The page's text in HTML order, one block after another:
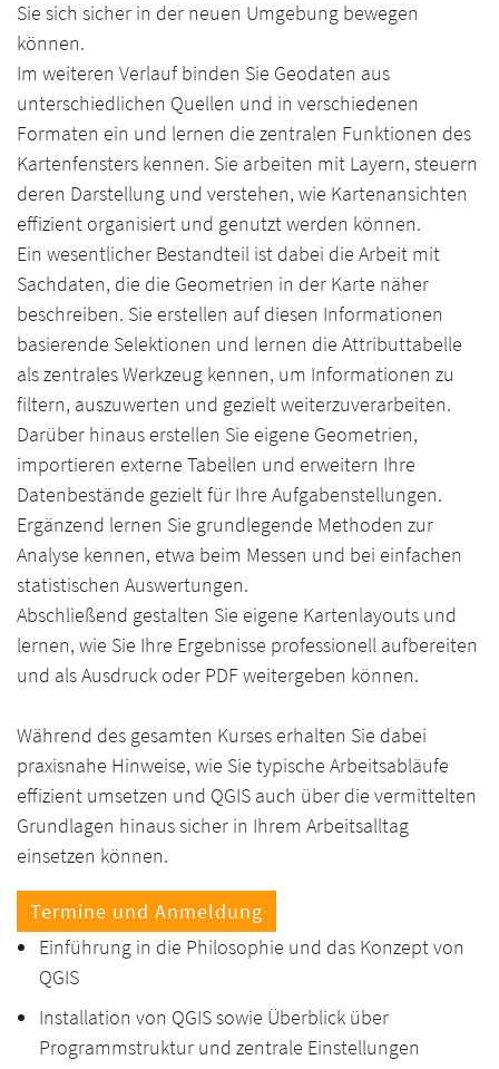
Sie sich sicher in der neuen Umgebung bewegen
können.
Im weiteren Verlauf binden Sie Geodaten aus
unterschiedlichen Quellen und in verschiedenen
Formaten ein und lernen die zentralen Funktionen des
Kartenfensters kennen. Sie arbeiten mit Layern, steuern
deren Darstellung und verstehen, wie Kartenansichten
effizient organisiert und genutzt werden können.
Ein wesentlicher Bestandteil ist dabei die Arbeit mit
Sachdaten, die die Geometrien in der Karte näher
beschreiben. Sie erstellen auf diesen Informationen
basierende Selektionen und lernen die Attributtabelle
als zentrales Werkzeug kennen, um Informationen zu
filtern, auszuwerten und gezielt weiterzuverarbeiten.
Darüber hinaus erstellen Sie eigene Geometrien,
importieren externe Tabellen und erweitern Ihre
Datenbestände gezielt für Ihre Aufgabenstellungen.
Ergänzend lernen Sie grundlegende Methoden zur
Analyse kennen, etwa beim Messen und bei einfachen
statistischen Auswertungen.
Abschließend gestalten Sie eigene Kartenlayouts und
lernen, wie Sie Ihre Ergebnisse professionell aufbereiten
und als Ausdruck oder PDF weitergeben können.
Während des gesamten Kurses erhalten Sie dabei
praxisnahe Hinweise, wie Sie typische Arbeitsabläufe
effizient umsetzen und QGIS auch über die vermittelten
Grundlagen hinaus sicher in Ihrem Arbeitsalltag
einsetzen können.
Termine und Anmeldung
Einführung in die Philosophie und das Konzept von
QGIS
Installation von QGIS sowie Überblick über
Programmstruktur und zentrale Einstellungen